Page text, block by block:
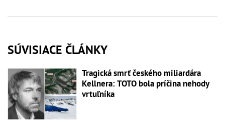
SÚVISIACE ČLÁNKY
Tragická smrť českého miliardára
Kellnera: TOTO bola príčina nehody
vrtuľníka